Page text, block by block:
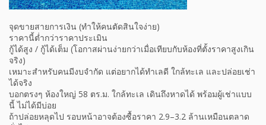
จุดขายสายการเงิน (ทำให้คนตัดสินใจง่าย)
ราคานี้ต่ำกว่าราคาประเมิน
กู้ได้สูง / กู้ได้เต็ม (โอกาสผ่านง่ายกว่าเมื่อเทียบกับห้องที่ตั้งราคาสูงเกิน
จริง)
เหมาะสำหรับคนมีงบจำกัด แต่อยากได้ทำเลดี ใกล้ทะเล และปล่อยเช่า
ได้จริง
บอกตรงๆ ห้องใหญ่ 58 ตร.ม. ใกล้ทะเล เดินถึงหาดได้ พร้อมผู้เช่าแบบ
นี้ ไม่ได้มีบ่อย
ถ้าปล่อยหลุดไป รอบหน้าอาจต้องซื้อราคา 2.9–3.2 ล้านเหมือนตลาด